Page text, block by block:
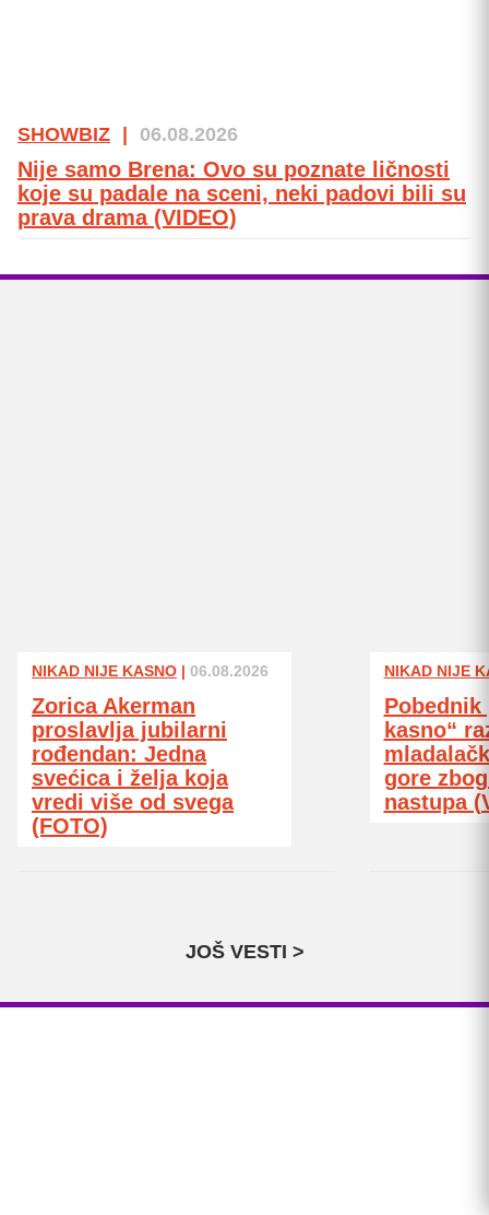
SHOWBIZ | 06.08.2026
Nije samo Brena: Ovo su poznate ličnosti
koje su padale na sceni, neki padovi bili su
prava drama (VIDEO)
NIKAD NIJE KASNO | 06.08.2026
Zorica Akerman
proslavlja jubilarni
rođendan: Jedna
svećica i želja koja
vredi više od svega
(FOTO)
NIKAD NIJE
Pobednik
kasno“
gore
nastupa
JOŠ VESTI >